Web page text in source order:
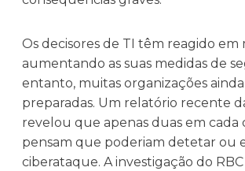
Os decisores de TI têm reagido em
aumentando as suas medidas de
entanto, muitas organizações
preparadas. Um relatório recente
revelou que apenas duas em cada
pensam que poderiam detetar ou
ciberataque. A investigação do